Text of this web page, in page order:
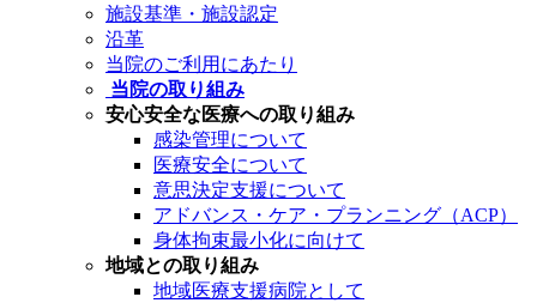
施設基準・施設認定
沿革
当院のご利用にあたり
当院の取り組み
安心安全な医療への取り組み
感染管理について
医療安全について
意思決定支援について
アドバンス・ケア・プランニング（ACP）
身体拘束最小化に向けて
地域との取り組み
地域医療支援病院として